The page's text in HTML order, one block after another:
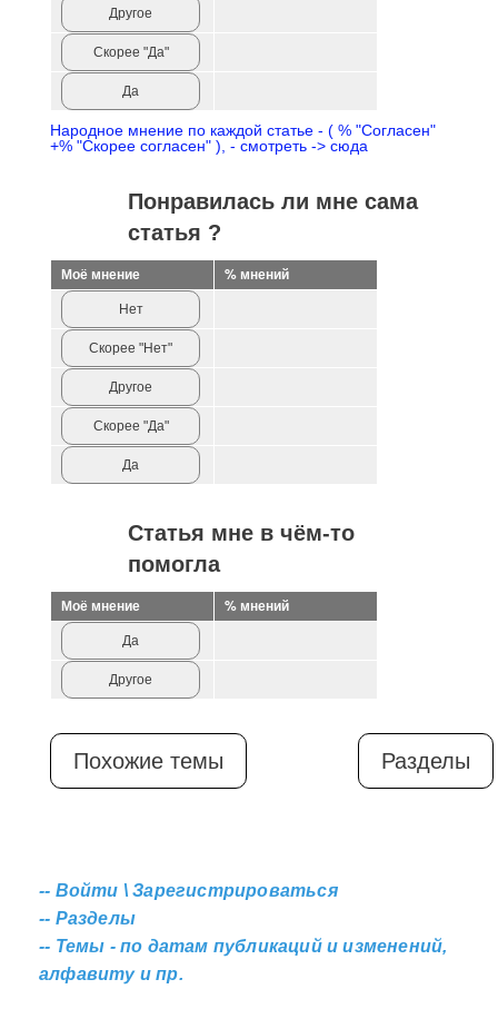
Другое
Скорее "Да"
Да
Народное мнение по каждой статье - ( % "Согласен"
+% "Скорее согласен" ), - смотреть -> сюда
Понравилась ли мне сама
статья ?
Моё мнение % мнений
Нет
Скорее "Нет"
Другое
Скорее "Да"
Да
Статья мне в чём-то
помогла
Моё мнение % мнений
Да
Другое
Похожие темы Разделы
-- Войти \ Зарегистрироваться
-- Разделы
-- Темы - по датам публикаций и изменений,
алфавиту и пр.